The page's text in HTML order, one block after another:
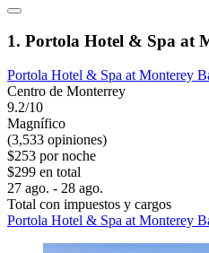
1. Portola Hotel & Spa at
Portola Hotel & Spa at Monterey
Centro de Monterrey
9.2/10
Magnífico
(3,533 opiniones)
$253 por noche
$299 en total
27 ago. - 28 ago.
Total con impuestos y cargos
Portola Hotel & Spa at Monterey